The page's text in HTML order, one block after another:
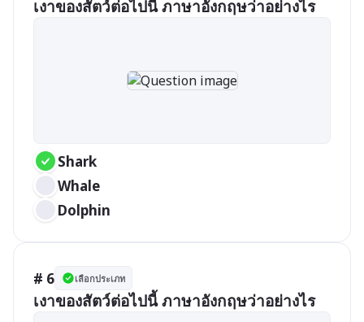
เงาของสัตว์ต่อไปนี้ ภาษาอังกฤษว่าอย่างไร
Shark
Whale
Dolphin
# 6 เลือกประเภท
เงาของสัตว์ต่อไปนี้ ภาษาอังกฤษว่าอย่างไร